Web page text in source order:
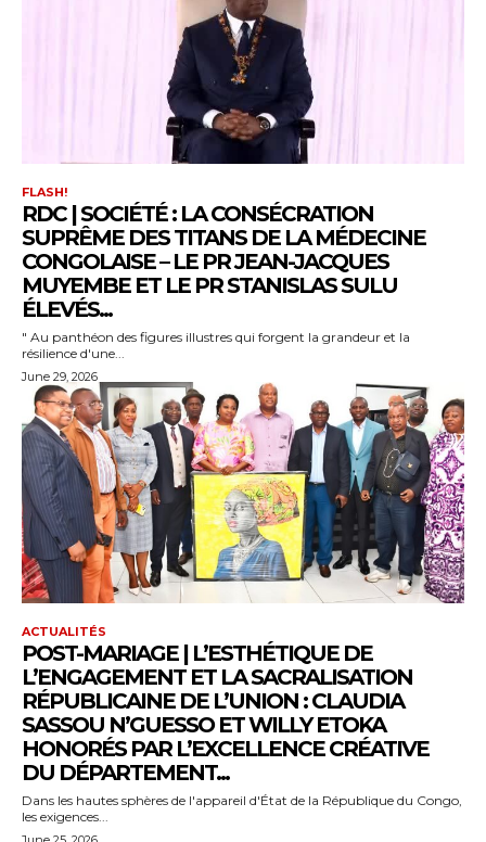
FLASH!
RDC | SOCIÉTÉ : LA CONSÉCRATION
SUPRÊME DES TITANS DE LA MÉDECINE
CONGOLAISE – LE PR JEAN-JACQUES
MUYEMBE ET LE PR STANISLAS SULU
ÉLEVÉS...
" Au panthéon des figures illustres qui forgent la grandeur et la
résilience d'une...
June 29, 2026
ACTUALITÉS
POST-MARIAGE | L’ESTHÉTIQUE DE
L’ENGAGEMENT ET LA SACRALISATION
RÉPUBLICAINE DE L’UNION : CLAUDIA
SASSOU N’GUESSO ET WILLY ETOKA
HONORÉS PAR L’EXCELLENCE CRÉATIVE
DU DÉPARTEMENT...
Dans les hautes sphères de l'appareil d'État de la République du Congo,
les exigences...